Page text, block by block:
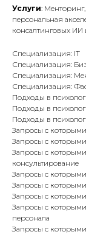
Услуги:
персональная
консалтинговых ИИ
Специализация: IT
Специализация:
Специализация:
Специализация:
Подходы в
Подходы в
Подходы в
Запросы с
Запросы с
Запросы с
консультирование
Запросы с
Запросы с
Запросы с
Запросы с
персонала
Запросы с